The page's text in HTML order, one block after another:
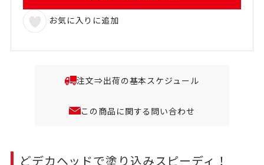
お気に入りに追加
注文⇒出荷の基本スケジュール
この商品に関する問い合わせ
どデカヘッドで塗り込みスピーディ！